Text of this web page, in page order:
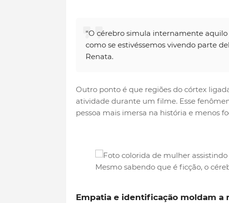
“O cérebro simula internamente
como se estivéssemos vivendo parte
Renata.
Outro ponto é que regiões do córtex
atividade durante um filme. Esse
pessoa mais imersa na história e menos
Mesmo sabendo que é ficção, o
Empatia e identificação moldam a